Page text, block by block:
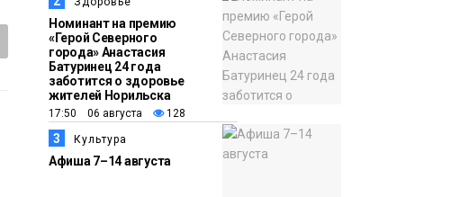
Новости
в Дудинке
заасфальтировал 47
тысяч «квадратов»
грузовых площадок
13:10
В Норильске лыжную
базу «Оль-Гуль»
Номинант на премию
«Герой Северного
города» Анастасия
Батуринец 24 года
заботится о здоровье
жителей Норильска
17:50 06 августа 128
3 Культура
Афиша 7–14 августа